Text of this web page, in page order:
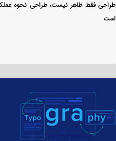
طراحی فقط ظاهر نیست، طراحی نحوه
است